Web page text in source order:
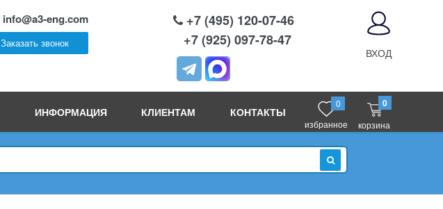
info@a3-eng.com
Заказать звонок
+7 (495) 120-07-46
+7 (925) 097-78-47
ВХОД
ИНФОРМАЦИЯ КЛИЕНТАМ КОНТАКТЫ
0
избранное
0
корзина
ИСКАТЬ